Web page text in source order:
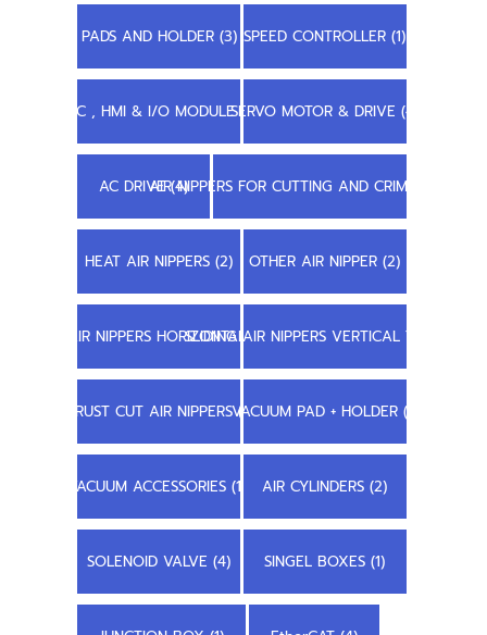
PADS AND HOLDER (3) SPEED CONTROLLER (1)
PLC , HMI & I/O MODULE (6)SERVO MOTOR & DRIVE (4)
AC DRIVE (4)AIR NIPPERS FOR CUTTING AND CRIMPING (22)
HEAT AIR NIPPERS (2) OTHER AIR NIPPER (2)
SLIDING AIR NIPPERS HORIZONTAL TYPE (7)SLIDING AIR NIPPERS VERTICAL TYPE (8)
TRUST CUT AIR NIPPERS (1)VACUUM PAD + HOLDER (1)
VACUUM ACCESSORIES (11) AIR CYLINDERS (2)
SOLENOID VALVE (4) SINGEL BOXES (1)